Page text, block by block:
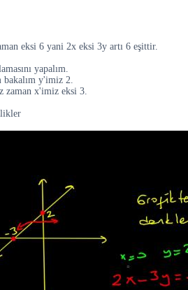
eksi 6 yani 2x eksi 3y artı 6 eşittir.
yapalım.
bakalım y'imiz 2.
zaman x'imiz eksi 3.